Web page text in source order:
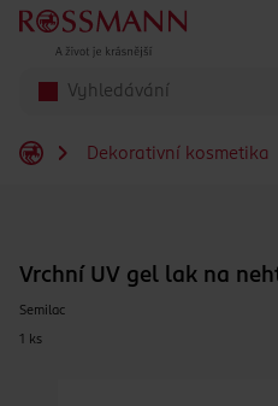
Přeskočit na hlavmní obsah
Dekorativní kosmetika
Vrchní UV gel lak na
Semilac
1 ks